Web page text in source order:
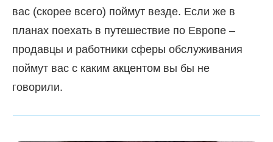
вас (скорее всего) поймут везде. Если же в
планах поехать в путешествие по Европе –
продавцы и работники сферы обслуживания
поймут вас с каким акцентом вы бы не
говорили.